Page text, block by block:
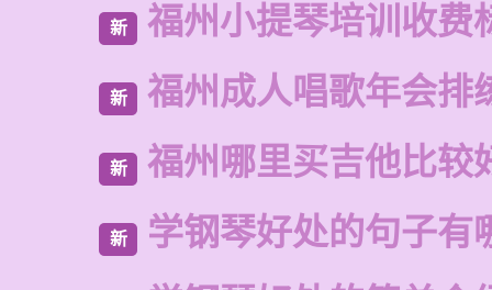
新 福州小提琴培训收费
新 福州成人唱歌年会排
新 福州哪里买吉他比较
新 学钢琴好处的句子有